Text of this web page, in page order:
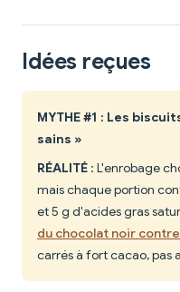
Idées reçues
MYTHE #1 : Les
sains »
RÉALITÉ : L'enrobage
mais chaque portion
et 5 g d'acides gras
du chocolat noir
carrés à fort cacao, pas